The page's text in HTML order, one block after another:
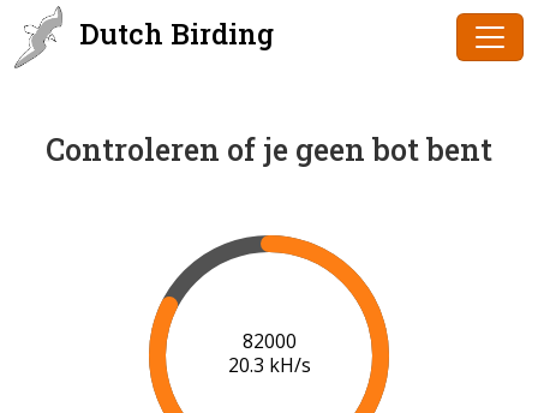
Dutch Birding
Controleren of je geen bot bent
83000
20.3 kH/s